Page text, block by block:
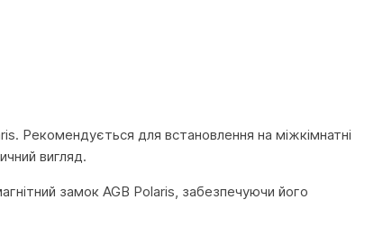
Рекомендується для встановлення на міжкімнатні
вигляд.
замок AGB Polaris, забезпечуючи його